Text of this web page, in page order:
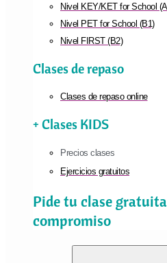
Nivel KEY/KET for School
Nivel PET for School (B1)
Nivel FIRST (B2)
Clases de repaso
Clases de repaso online
+ Clases KIDS
Precios clases
Ejercicios gratuitos
Pide tu clase
compromiso